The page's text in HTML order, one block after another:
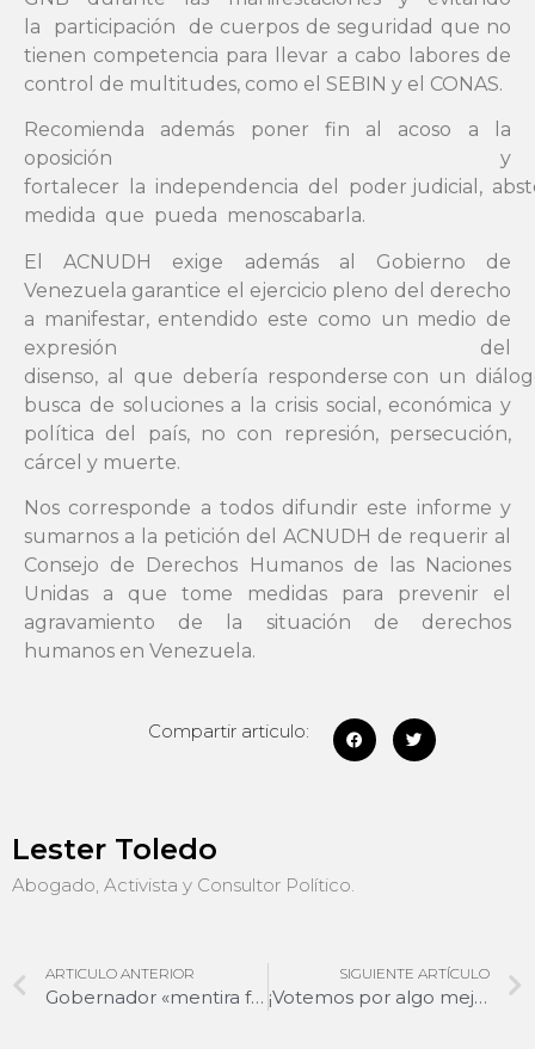
la participación de cuerpos de seguridad que no
tienen competencia para llevar a cabo labores de
control de multitudes, como el SEBIN y el CONAS.
Recomienda además poner fin al acoso a la
oposición y
fortalecer la independencia del poder judicial,
medida que pueda menoscabarla.
El ACNUDH exige además al Gobierno de
Venezuela garantice el ejercicio pleno del derecho
a manifestar, entendido este como un medio de
expresión del
disenso, al que debería responderse con un
busca de soluciones a la crisis social, económica y
política del país, no con represión, persecución,
cárcel y muerte.
Nos corresponde a todos difundir este informe y
sumarnos a la petición del ACNUDH de requerir al
Consejo de Derechos Humanos de las Naciones
Unidas a que tome medidas para prevenir el
agravamiento de la situación de derechos
humanos en Venezuela.
Compartir articulo:
Lester Toledo
Abogado, Activista y Consultor Político.
ARTICULO ANTERIOR
Gobernador «mentira fresca»
SIGUIENTE ARTÍCULO
¡Votemos por algo mejor!